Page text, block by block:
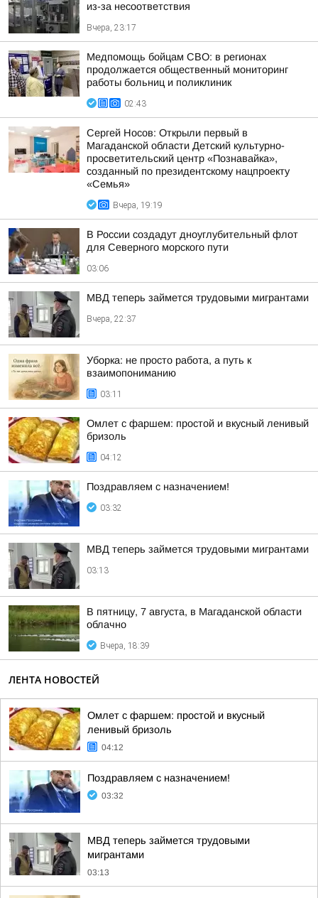
из-за несоответствия
Вчера, 23:17
Медпомощь бойцам СВО: в регионах
продолжается общественный мониторинг
работы больниц и поликлиник
02:43
Сергей Носов: Открыли первый в
Магаданской области Детский культурно-
просветительский центр «Познавайка»,
созданный по президентскому нацпроекту
«Семья»
Вчера, 19:19
В России создадут дноуглубительный флот
для Северного морского пути
03:06
МВД теперь займется трудовыми мигрантами
Вчера, 22:37
Уборка: не просто работа, а путь к
взаимопониманию
03:11
Омлет с фаршем: простой и вкусный ленивый
бризоль
04:12
Поздравляем с назначением!
03:32
МВД теперь займется трудовыми мигрантами
03:13
В пятницу, 7 августа, в Магаданской области
облачно
Вчера, 18:39
ЛЕНТА НОВОСТЕЙ
Омлет с фаршем: простой и вкусный
ленивый бризоль
04:12
Поздравляем с назначением!
03:32
МВД теперь займется трудовыми
мигрантами
03:13